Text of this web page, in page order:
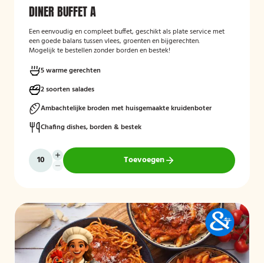
DINER BUFFET A
Een eenvoudig en compleet buffet, geschikt als plate service met
een goede balans tussen vlees, groenten en bijgerechten.
Mogelijk te bestellen zonder borden en bestek!
5 warme gerechten
2 soorten salades
Ambachtelijke broden met huisgemaakte kruidenboter
Chafing dishes, borden & bestek
Toevoegen